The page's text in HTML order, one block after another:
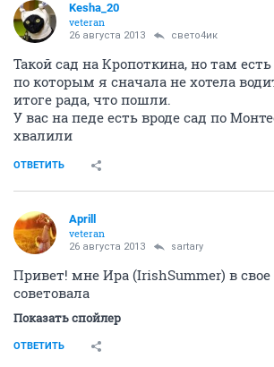
Kesha_20
veteran
26 августа 2013 свето4ик
Такой сад на Кропоткина, но там
по которым я сначала не хотела
итоге рада, что пошли.
У вас на педе есть вроде сад по
хвалили
ОТВЕТИТЬ
Aprill
veteran
26 августа 2013 sartary
Привет! мне Ира (IrishSummer) в
советовала
Показать спойлер
ОТВЕТИТЬ